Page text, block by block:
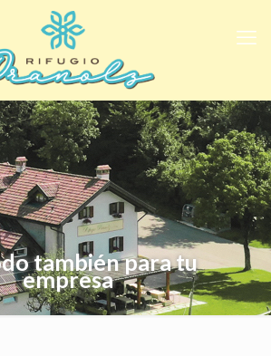
también para tu
empresa